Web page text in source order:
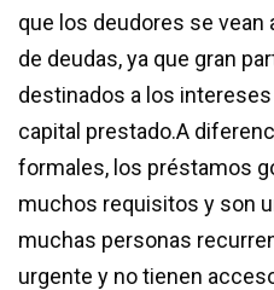
que los deudores se vean
de deudas, ya que gran
destinados a los
capital prestado.A
formales, los préstamos
muchos requisitos y son
muchas personas
urgente y no tienen